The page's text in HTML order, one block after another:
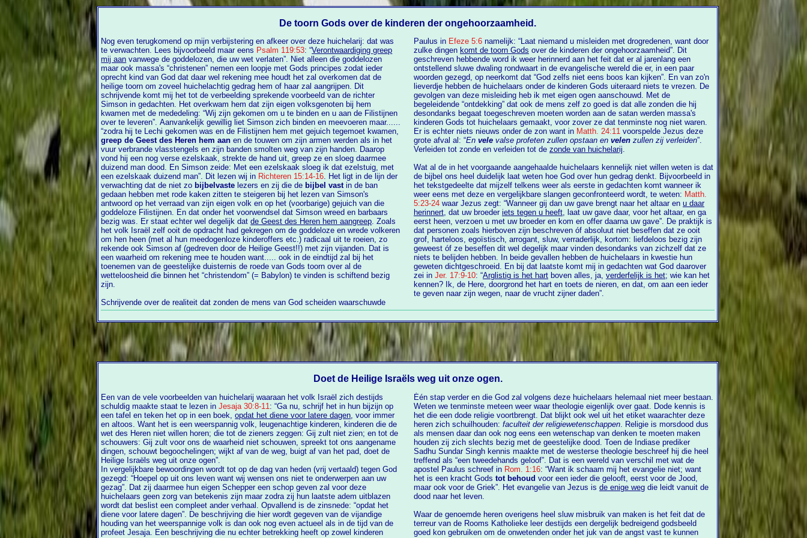
De toorn Gods over de kinderen der ongehoorzaamheid.
Nog even terugkomend op mijn verbijstering en afkeer over deze huichelarij: dat was
te verwachten. Lees bijvoorbeeld maar eens Psalm 119:53: “Verontwaardiging greep
mij aan vanwege de goddelozen, die uw wet verlaten”. Niet alleen die goddelozen
maar ook massa's “christenen” nemen een loopje met Gods principes zodat ieder
oprecht kind van God dat daar wel rekening mee houdt het zal overkomen dat de
heilige toorn om zoveel huichelachtig gedrag hem of haar zal aangrijpen. Dit
schrijvende komt mij het tot de verbeelding sprekende voorbeeld van de richter
Simson in gedachten. Het overkwam hem dat zijn eigen volksgenoten bij hem
kwamen met de mededeling: “Wij zijn gekomen om u te binden en u aan de Filistijnen
over te leveren”. Aanvankelijk gewillig liet Simson zich binden en meevoeren maar......
“zodra hij te Lechi gekomen was en de Filistijnen hem met gejuich tegemoet kwamen,
greep de Geest des Heren hem aan en de touwen om zijn armen werden als in het
vuur verbrande vlasstengels en zijn banden smolten weg van zijn handen. Daarop
vond hij een nog verse ezelskaak, strekte de hand uit, greep ze en sloeg daarmee
duizend man dood. En Simson zeide: Met een ezelskaak sloeg ik dat ezelstuig, met
een ezelskaak duizend man”. Dit lezen wij in Richteren 15:14-16. Het ligt in de lijn der
verwachting dat de niet zo bijbelvaste lezers en zij die de bijbel vastin de ban
gedaan hebben met rode kaken zitten te steigeren bij het lezen van Simson's
antwoord op het verraad van zijn eigen volk en op het (voorbarige) gejuich van die
goddeloze Filistijnen. En dat onder het voorwendsel dat Simson wreed en barbaars
bezig was. Er staat echter wel degelijk datde Geest des Heren hem aangreep. Zoals
het volk Israël zelf ooit de opdracht had gekregen om de goddeloze en wrede volkeren
om hen heen (met al hun meedogenloze kinderoffers etc.) radicaal uit te roeien, zo
rekende ook Simson af (gedreven door de Heilige Geest!!) met zijn vijanden. Dat is
een waarheid om rekening mee te houden want..... ook in de eindtijd zal bij het
toenemen van de geestelijke duisternis de roede van Gods toorn over al de
wetteloosheid die binnen het “christendom” (= Babylon) te vinden is schiftend bezig
zijn.
Schrijvende over de realiteit dat zonden de mens van God scheiden waarschuwde
Paulus in Efeze 5:6
zulke dingen komt de toorn Gods over de kinderen der ongehoorzaamheid”. Dit
geschreven hebbende word ik weer herinnerd aan het feit dat er al jarenlang een
ontstellend sluwe dwaling rondwaart in de evangelische wereld die er, in een paar
woorden gezegd, op neerkomt dat “God zelfs niet eens boos kan kijken”. En van zo'n
lieverdje hebben de huichelaars onder de kinderen Gods uiteraard niets te vrezen. De
gevolgen van deze misleiding heb ik met eigen ogen aanschouwd. Met de
begeleidende “ontdekking” dat ook de mens zelf zo goed is dat alle zonden die hij
desondanks begaat toegeschreven moeten worden aan de satan werden massa's
kinderen Gods tot huichelaars gemaakt, voor zover ze dat tenminste nog niet waren.
Er is echter niets nieuws onder de zon want in Matth. 24:11 voorspelde Jezus deze
grote afval al: “En vele valse profeten zullen opstaan en velen zullen zij verleiden”.
Verleiden tot zonde en verleiden tot de zonde van huichelarij.
Wat al de in het voorgaande aangehaalde huichelaars kennelijk niet willen weten is dat
de bijbel ons heel duidelijk laat weten hoe God over hun gedrag denkt. Bijvoorbeeld in
het tekstgedeelte dat mijzelf telkens weer als eerste in gedachten komt wanneer ik
weer eens met deze en vergelijkbare slangen geconfronteerd wordt, te weten: Matth.
5:23-24 waar Jezus zegt: “Wanneer gij dan uw gave brengt naar het altaar en u daar
herinnert , dat uw broeder iets tegen u heeft, laat uw gave daar, voor het altaar, en ga
eerst heen, verzoen u met uw broeder en kom en offer daarna uw gave”. De praktijk is
dat personen zoals hierboven zijn beschreven óf absoluut niet beseffen dat ze ooit
grof, harteloos, egoïstisch, arrogant, sluw, verraderlijk, kortom: liefdeloos bezig zijn
geweest óf ze beseffen dit wel degelijk maar vinden desondanks van zichzelf dat ze
niets te belijden hebben. In beide gevallen hebben de huichelaars in kwestie hun
geweten dichtgeschroeid. En bij dat laatste komt mij in gedachten wat God daarover
zei in Jer. 17:9-10: “Arglistig is het hart boven alles, ja, verderfelijk is het; wie kan het
kennen? Ik, de Here, doorgrond het hart en toets de nieren, en dat, om aan een ieder
te geven naar zijn wegen, naar de vrucht zijner daden”.
Doet de Heilige Israëls weg uit onze ogen.
Een van de vele voorbeelden van huichelarij waaraan het volk Israël zich destijds
schuldig maakte staat te lezen inJesaja 30:8-11 : “Ga nu, schrijf het in hun bijzijn op
een tafel en teken het op in een boek,opdat het diene voor latere dagen , voor immer
en altoos. Want het is een weerspannig volk, leugenachtige kinderen, kinderen die de
wet des Heren niet willen horen; die tot de zieners zeggen: Gij zult niet zien; en tot de
schouwers: Gij zult voor ons de waarheid niet schouwen, spreekt tot ons aangename
dingen, schouwt begoochelingen; wijkt af van de weg, buigt af van het pad, doet de
Heilige Israëls weg uit onze ogen”.
In vergelijkbare bewoordingen wordt tot op de dag van heden (vrij vertaald) tegen God
gezegd: “Hoepel op uit ons leven want wij wensen ons niet te onderwerpen aan uw
gezag”. Dat zij daarmee hun eigen Schepper een schop geven zal voor deze
huichelaars geen zorg van betekenis zijn maar zodra zij hun laatste adem uitblazen
wordt dat beslist een compleet ander verhaal. Opvallend is de zinsnede: “opdat het
diene voor latere dagen”. De beschrijving die hier wordt gegeven van de vijandige
houding van het weerspannige volk is dan ook nog even actueel als in de tijd van de
profeet Jesaja. Een beschrijving die nu echter betrekking heeft op zowel kinderen
Één stap verder en die God zal volgens deze huichelaars helemaal niet meer bestaan.
Weten we tenminste meteen weer waar theologie eigenlijk over gaat. Dode kennis is
het die een dode religie voortbrengt. Dat blijkt ook wel uit het etiket waarachter deze
heren zich schuilhouden: faculteit der religiewetenschappen . Religie is morsdood dus
als mensen daar dan ook nog eens een wetenschap van denken te moeten maken
houden zij zich slechts bezig met de geestelijke dood. Toen de Indiase prediker
Sadhu Sundar Singh kennis maakte met de westerse theologie beschreef hij die heel
treffend als “een tweedehands geloof”. Dat is een wereld van verschil met wat de
apostel Paulus schreef in
Rom. 1:16: “Want ik schaam mij het evangelie niet; want
het is een kracht Gods tot behoud voor een ieder die gelooft, eerst voor de Jood,
maar ook voor de Griek”. Het evangelie van Jezus is de enige weg die leidt vanuit de
dood naar het leven.
Waar de genoemde heren overigens heel sluw misbruik van maken is het feit dat de
terreur van de Rooms Katholieke leer destijds een dergelijk bedreigend godsbeeld
goed kon gebruiken om de onwetenden onder het juk van de angst vast te kunnen